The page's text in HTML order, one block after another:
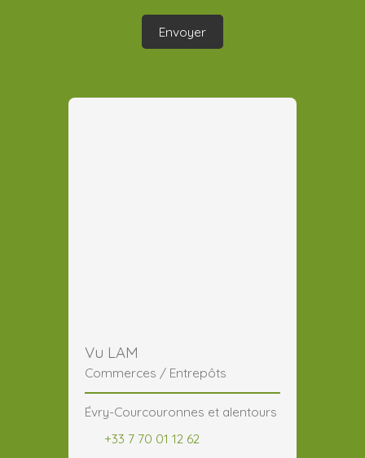
Envoyer
Vu LAM
Commerces / Entrepôts
Évry-Courcouronnes et alentours
+33 7 70 01 12 62